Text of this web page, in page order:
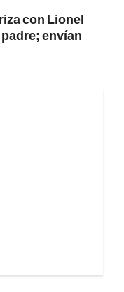
con Lionel
envían